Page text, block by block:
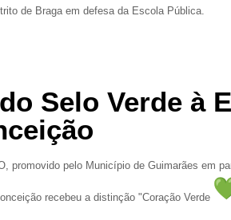
de Braga em defesa da Escola Pública.
Selo Verde à
promovido pelo Município de Guimarães em
recebeu a distinção "Coração Verde